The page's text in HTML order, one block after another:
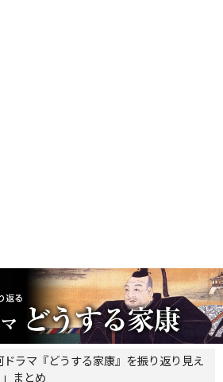
ドラマ『どうする家康』を振り返り見え
まとめ